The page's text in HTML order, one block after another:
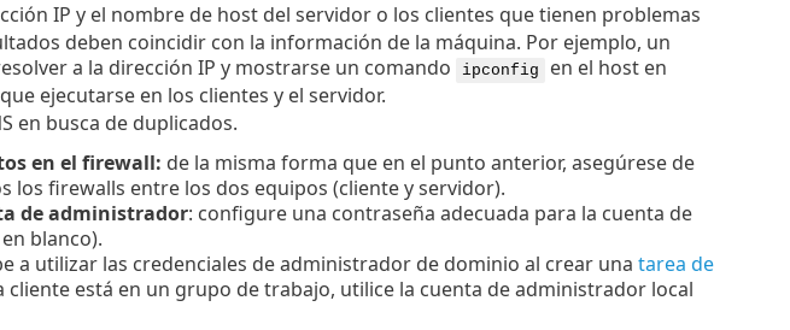
IP y el nombre de host del servidor o los clientes que tienen problemas
deben coincidir con la información de la máquina. Por ejemplo, un
a la dirección IP y mostrarse un comando ipconfig
en el host en
ejecutarse en los clientes y el servidor.
en busca de duplicados.
en el firewall: de la misma forma que en el punto anterior, asegúrese de
los firewalls entre los dos equipos (cliente y servidor).
de administrador: configure una contraseña adecuada para la cuenta de
blanco).
a utilizar las credenciales de administrador de dominio al crear una tarea de
cliente está en un grupo de trabajo, utilice la cuenta de administrador local